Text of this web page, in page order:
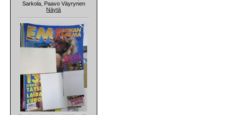
Sarkola, Paavo Väyrynen
Näytä